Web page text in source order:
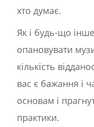
хто думає.
Як і будь-що
опановувати
кількість
вас є бажання і
основам і
практики.